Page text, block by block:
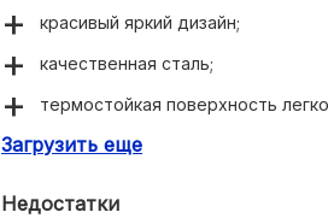
красивый яркий дизайн;
качественная сталь;
термостойкая поверхность
удобная крышка плотно
Загрузить еще
Недостатки